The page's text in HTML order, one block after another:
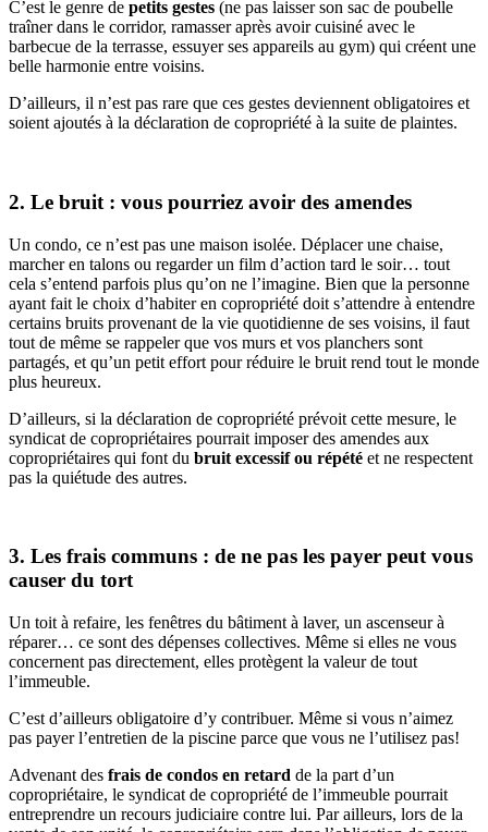
C’est le genre de petits gestes (ne pas laisser son sac de poubelle
traîner dans le corridor, ramasser après avoir cuisiné avec le
barbecue de la terrasse, essuyer ses appareils au gym) qui créent une
belle harmonie entre voisins.
D’ailleurs, il n’est pas rare que ces gestes deviennent obligatoires et
soient ajoutés à la déclaration de copropriété à la suite de plaintes.
2. Le bruit : vous pourriez avoir des amendes
Un condo, ce n’est pas une maison isolée. Déplacer une chaise,
marcher en talons ou regarder un film d’action tard le soir… tout
cela s’entend parfois plus qu’on ne l’imagine. Bien que la personne
ayant fait le choix d’habiter en copropriété doit s’attendre à entendre
certains bruits provenant de la vie quotidienne de ses voisins, il faut
tout de même se rappeler que vos murs et vos planchers sont
partagés, et qu’un petit effort pour réduire le bruit rend tout le monde
plus heureux.
D’ailleurs, si la déclaration de copropriété prévoit cette mesure, le
syndicat de copropriétaires pourrait imposer des amendes aux
copropriétaires qui font du bruit excessif ou répété et ne respectent
pas la quiétude des autres.
3. Les frais communs : de ne pas les payer peut vous
causer du tort
Un toit à refaire, les fenêtres du bâtiment à laver, un ascenseur à
réparer… ce sont des dépenses collectives. Même si elles ne vous
concernent pas directement, elles protègent la valeur de tout
l’immeuble.
C’est d’ailleurs obligatoire d’y contribuer. Même si vous n’aimez
pas payer l’entretien de la piscine parce que vous ne l’utilisez pas!
Advenant des frais de condos en retard de la part d’un
copropriétaire, le syndicat de copropriété de l’immeuble pourrait
entreprendre un recours judiciaire contre lui. Par ailleurs, lors de la